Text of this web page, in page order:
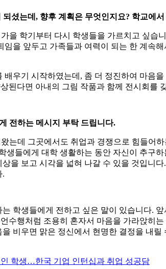
되셨는데, 향후 계획은 무엇인지요? 학교에
을 학기부터 다시 학생들을 가르치고 싶습
임을 앞두고 가족들과 여력이 되는 한 계속
배우기 시작하였는데, 좀 더 정진하여 마음
된다면 아내의 그림 작품과 함께 전시회를
전하는 메시지 부탁 드립니다.
는데 그곳에서도 취업과 경쟁으로 힘들어
생들에게 대학 생활하는 동안 자신이 추구
을 보고 시각을 넓혀 나갈 수 있을 것입니
.
학생들에게 전하고 싶은 말이 있습니다.
수행처럼 조용히 혼자서 마음을 가라앉히
비우면 맑은 정신에서 현명한 결정을 내릴
학생…한국 기업 인턴십과 취업 성공담